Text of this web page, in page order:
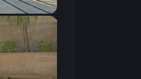
4:3
Растянутое